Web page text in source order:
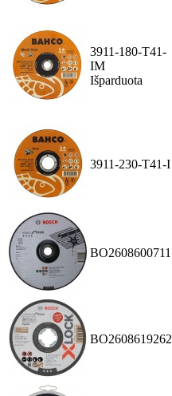
3911-180-T41-
IM
Išparduota
3911-230-T41-I
BO2608600711
BO2608619262